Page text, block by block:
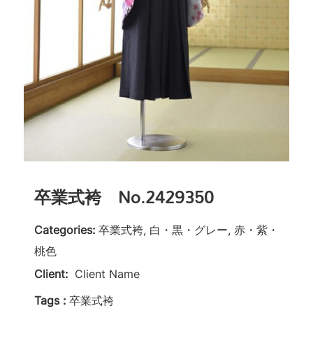
卒業式袴 No.2429350
Categories: 卒業式袴, 白・黒・グレー, 赤・紫・
桃色
Client: Client Name
Tags : 卒業式袴